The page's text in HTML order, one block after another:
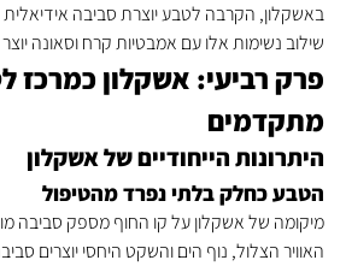
באשקלון, הקרבה לטבע יוצרת סביבה אידיאלית
שילוב נשימות אלו עם אמבטיות קרח וסאונה יוצר
פרק רביעי: אשקלון כמרכז
מתקדמים
היתרונות הייחודיים של אשקלון
הטבע כחלק בלתי נפרד מהטיפול
מיקומה של אשקלון על קו החוף מספק סביבה
האוויר הצלול, נוף הים והשקט היחסי יוצרים